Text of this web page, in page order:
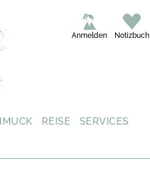
Notizbuch
Anmelden
REISE SERVICES